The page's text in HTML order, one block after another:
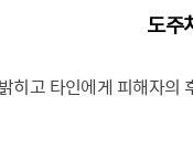
도주
히고 타인에게 피해자의